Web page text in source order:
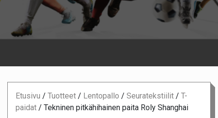
Etusivu / Tuotteet / Lentopallo / Seuratekstiilit / T-
paidat / Tekninen pitkähihainen paita Roly Shanghai